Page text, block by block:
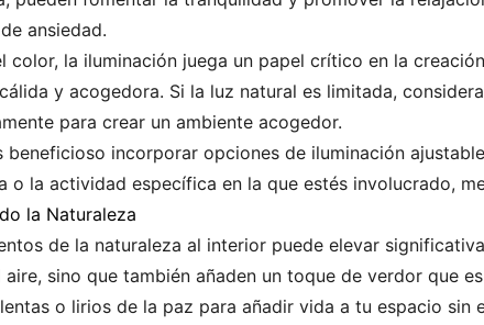
ansiedad.
color, la iluminación juega un papel crítico en la
y acogedora. Si la luz natural es limitada,
para crear un ambiente acogedor.
beneficioso incorporar opciones de iluminación
o la actividad específica en la que estés involucrado,
la Naturaleza
de la naturaleza al interior puede elevar
aire, sino que también añaden un toque de verdor que
o lirios de la paz para añadir vida a tu espacio sin